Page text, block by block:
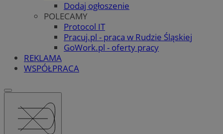
Dodaj ogłoszenie
POLECAMY
Protocol IT
Pracuj.pl - praca w Rudzie Śląskiej
GoWork.pl - oferty pracy
REKLAMA
WSPÓŁPRACA